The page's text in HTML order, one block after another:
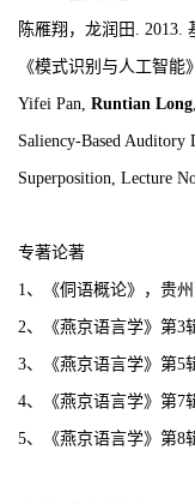
陈雁翔 ， 龙润田 2013
《模式识别与人工智能
Yifei Pan, Runtian Long
Saliency-Based Auditory
Superposition, Lecture
专著论著
1、《侗语概论》，贵
2、《燕京语言学》第3
3、《燕京语言学》第5
4、《燕京语言学》第7
5、《燕京语言学》第8